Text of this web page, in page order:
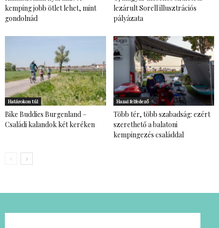
kemping jobb ötlet lehet, mint
gondolnád
lezárult Sorell illusztrációs
pályázata
Határokon túl
Bike Buddies Burgenland –
Családi kalandok két keréken
Hazai felfedező
Több tér, több szabadság: ezért
szerethető a balatoni
kempingezés családdal